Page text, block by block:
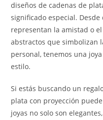
diseños de cadenas de
significado especial.
representan la amistad o
abstractos que simbolizan
personal, tenemos una
estilo.
Si estás buscando un
plata con proyección
joyas no solo son